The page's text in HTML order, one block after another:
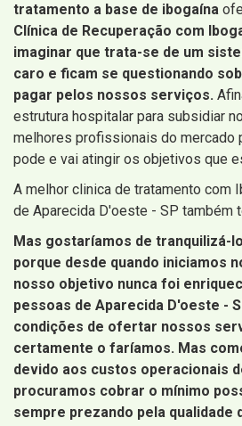
tratamento a base de ibogaína
Clínica de Recuperação com
imaginar que trata-se de um
caro e ficam se questionando
pagar pelos nossos serviços.
estrutura hospitalar para subsidiar
melhores profissionais do mercado
pode e vai atingir os objetivos que
A melhor clinica de tratamento com
de Aparecida D'oeste - SP também
Mas gostaríamos de tranquilizá-
porque desde quando iniciamos
nosso objetivo nunca foi
pessoas de Aparecida D'oeste -
condições de ofertar nossos
certamente o faríamos. Mas
devido aos custos operacionais
procuramos cobrar o mínimo
sempre prezando pela